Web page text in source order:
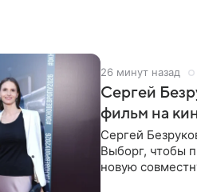
26 минут назад
Сергей
фильм на
Сергей
Выборг, чтобы
новую